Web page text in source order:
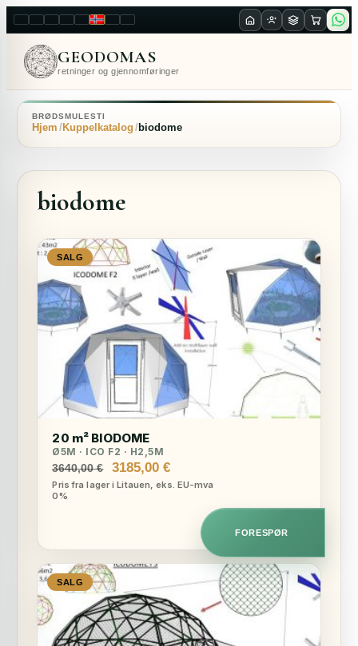
LT ENPL FRRUNOSKRO
GEODOMAS
retninger og gjennomføringer
BRØDSMULESTI
Hjem Kuppelkatalog biodome
biodome
SALG
20 m² BIODOME
Ø5M · ICO F2 · H2,5M
3640,00€
Opprinnelig
pris
3185,00€Nåværende
pris
3185,00 €.
Pris fra lager i Litauen, eks. EU-mva
0%
FORESPØR
SALG